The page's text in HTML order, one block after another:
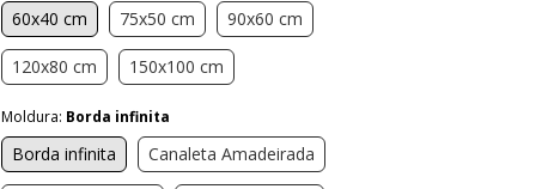
60x40 cm 75x50 cm 90x60 cm
120x80 cm 150x100 cm
Moldura: Borda infinita
Borda infinita Canaleta Amadeirada